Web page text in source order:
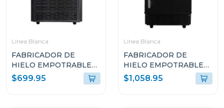
Línea Blanca
FABRICADOR DE
HIELO EMPOTRABLE
DRIJA COLOR NEGRO
FH45BLACK
$699.95
Línea Blanca
FABRICADOR DE
HIELO EMPOTRABLE
DRIJA COLOR NEGRO
FH36BLACK
$1,058.95